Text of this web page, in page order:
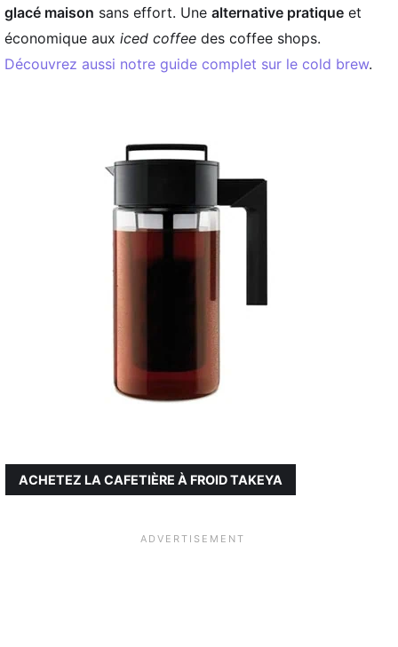
glacé maison sans effort. Une alternative pratique et
économique aux iced coffee des coffee shops.
Découvrez aussi notre guide complet sur le cold brew.
ACHETEZ LA CAFETIÈRE À FROID TAKEYA